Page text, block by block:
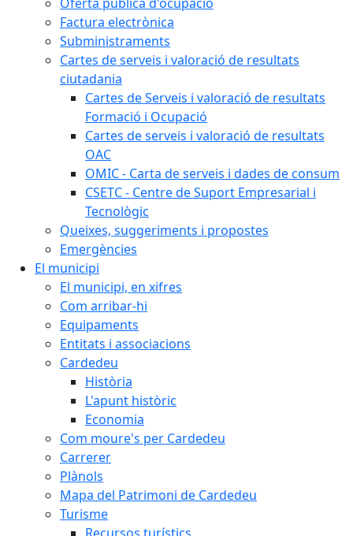
Factura electrònica
Subministraments
Cartes de serveis i valoració de resultats
ciutadania
Cartes de Serveis i valoració de resultats
Formació i Ocupació
Cartes de serveis i valoració de resultats
OAC
OMIC - Carta de serveis i dades de consum
CSETC - Centre de Suport Empresarial i
Tecnològic
Queixes, suggeriments i propostes
Emergències
El municipi
El municipi, en xifres
Com arribar-hi
Equipaments
Entitats i associacions
Cardedeu
Història
L'apunt històric
Economia
Com moure's per Cardedeu
Carrerer
Plànols
Mapa del Patrimoni de Cardedeu
Turisme